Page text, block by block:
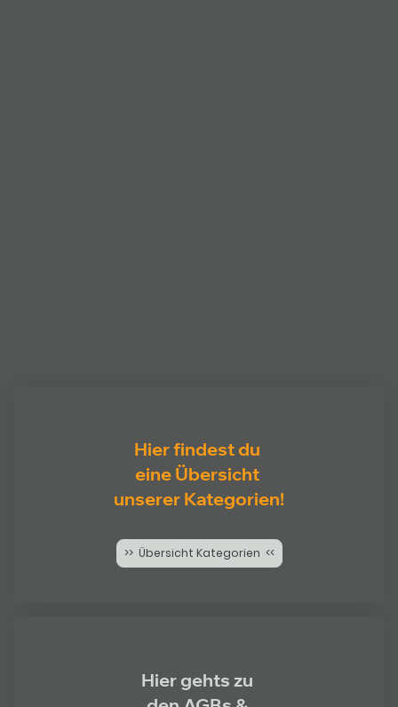
Hier findest du
eine Übersicht
unserer Kategorien!
>> Übersicht Kategorien <<
Hier gehts zu